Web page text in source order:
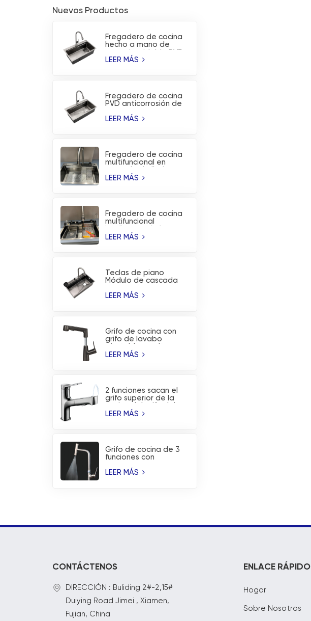
Nuevos Productos
Fregadero de cocina
hecho a mano de
sin revestimiento
LEER MÁS
Fregadero de cocina
PVD anticorrosión de
hecho a mano de
LEER MÁS
Fregadero de cocina
multifuncional en
voladora de acero
LEER MÁS
Fregadero de cocina
multifuncional
estación de trabajo
LEER MÁS
Teclas de piano
Módulo de cascada
Fregadero de cocina
LEER MÁS
Grifo de cocina con
grifo de lavabo
extraíble con 2
LEER MÁS
2 funciones sacan el
grifo superior de la
lavabo del lavado de
LEER MÁS
Grifo de cocina de 3
funciones con
temperatura y
LEER MÁS
CONTÁCTENOS
DIRECCIÓN : Buliding 2#-2,15#
Duiying Road Jimei , Xiamen,
Fujian, China
ENLACE RÁPIDO
Hogar
Sobre Nosotros